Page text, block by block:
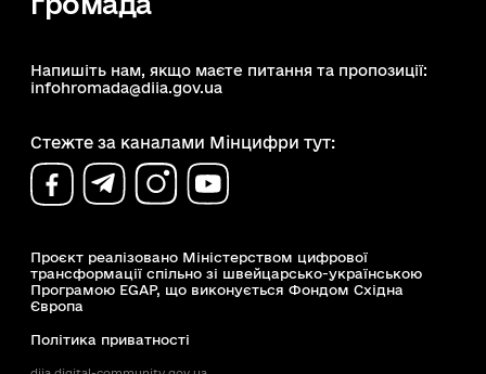
Напишіть нам, якщо маєте питання та пропозиції:
infohromada@diia.gov.ua
Стежте за каналами Мінцифри тут:
Проєкт реалізовано Міністерством цифрової
трансформації спільно зі швейцарсько-українською
Програмою EGAP, що виконується Фондом Східна
Європа
Політика приватності